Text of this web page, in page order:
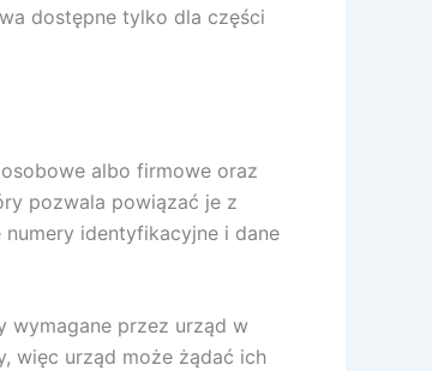
dostępne tylko dla części
albo firmowe oraz
pozwala powiązać je z
identyfikacyjne i dane
wymagane przez urząd w
więc urząd może żądać ich